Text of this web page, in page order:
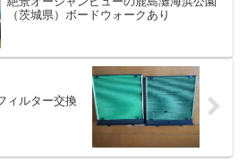
（茨城県）ボードウォークあり
ィルター交換